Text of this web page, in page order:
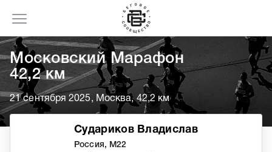
Московский Марафон
42,2 км
21 сентября 2025, Москва, 42,2 км
Судариков Владислав
Россия, М22